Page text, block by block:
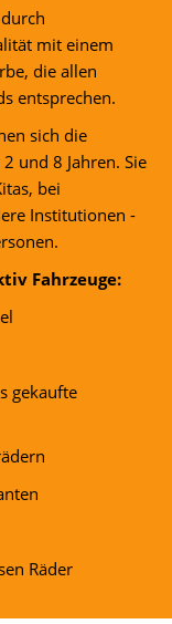
mit einem
die allen
entsprechen.
sich die
und 8 Jahren. Sie
bei
Institutionen -
Fahrzeuge:
gekaufte
Räder